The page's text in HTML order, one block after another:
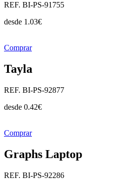
REF. BI-PS-91755
desde 1.03€
Comprar
Tayla
REF. BI-PS-92877
desde 0.42€
Comprar
Graphs Laptop
REF. BI-PS-92286